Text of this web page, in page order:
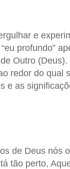
e
profundo”
Outro
redor do qual
e as
de Deus nós
tão perto,